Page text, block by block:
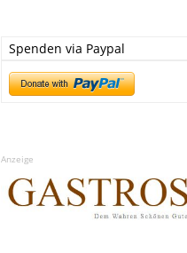
Spenden via Paypal
Anzeige